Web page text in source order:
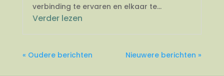
verbinding te ervaren en elkaar te...
Verder lezen
« Oudere berichten Nieuwere berichten »